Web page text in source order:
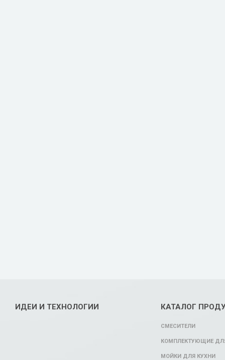
ИДЕИ И ТЕХНОЛОГИИ КАТАЛОГ
СМЕСИТЕЛИ
КОМПЛЕКТУЮЩИЕ
МОЙКИ ДЛЯ КУХНИ